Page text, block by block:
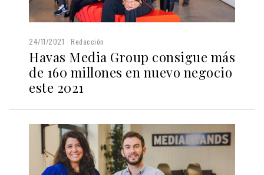
24/11/2021 Redacción
Havas Media Group consigue más
de 160 millones en nuevo negocio
este 2021